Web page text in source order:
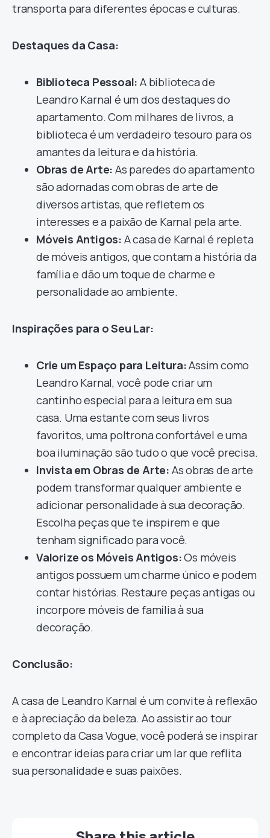
transporta para diferentes épocas e culturas.
Destaques da Casa:
Biblioteca Pessoal: A biblioteca de
Leandro Karnal é um dos destaques do
apartamento. Com milhares de livros, a
biblioteca é um verdadeiro tesouro para os
amantes da leitura e da história.
Obras de Arte: As paredes do apartamento
são adornadas com obras de arte de
diversos artistas, que refletem os
interesses e a paixão de Karnal pela arte.
Móveis Antigos: A casa de Karnal é repleta
de móveis antigos, que contam a história da
família e dão um toque de charme e
personalidade ao ambiente.
Inspirações para o Seu Lar:
Crie um Espaço para Leitura:Assim como
Leandro Karnal, você pode criar um
cantinho especial para a leitura em sua
casa. Uma estante com seus livros
favoritos, uma poltrona confortável e uma
boa iluminação são tudo o que você precisa.
Invista em Obras de Arte: As obras de arte
podem transformar qualquer ambiente e
adicionar personalidade à sua decoração.
Escolha peças que te inspirem e que
tenham significado para você.
Valorize os Móveis Antigos:Os móveis
antigos possuem um charme único e podem
contar histórias. Restaure peças antigas ou
incorpore móveis de família à sua
decoração.
Conclusão:
A casa de Leandro Karnal é um convite à reflexão
e à apreciação da beleza. Ao assistir ao tour
completo da Casa Vogue, você poderá se inspirar
e encontrar ideias para criar um lar que reflita
sua personalidade e suas paixões.